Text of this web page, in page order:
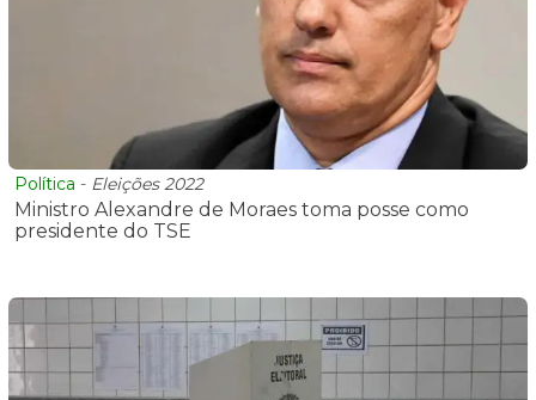
Política - Eleições 2022
Ministro Alexandre de Moraes toma posse como
presidente do TSE